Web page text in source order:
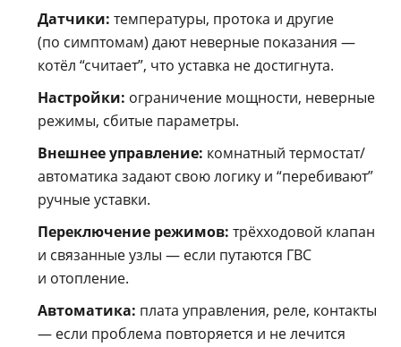
Датчики: температуры, протока и другие
(по симптомам) дают неверные показания —
котёл “считает”, что уставка не достигнута.
Настройки: ограничение мощности, неверные
режимы, сбитые параметры.
Внешнее управление: комнатный термостат/
автоматика задают свою логику и “перебивают”
ручные уставки.
Переключение режимов: трёхходовой клапан
и связанные узлы — если путаются ГВС
и отопление.
Автоматика: плата управления, реле, контакты
— если проблема повторяется и не лечится